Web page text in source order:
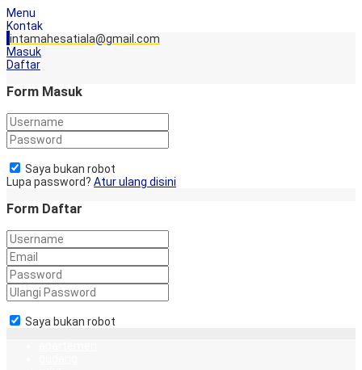
Menu
Kontak
intamahesatiala@gmail.com
Masuk
Daftar
Form Masuk
Saya bukan robot
Lupa password? Atur ulang disini
Form Daftar
Saya bukan robot